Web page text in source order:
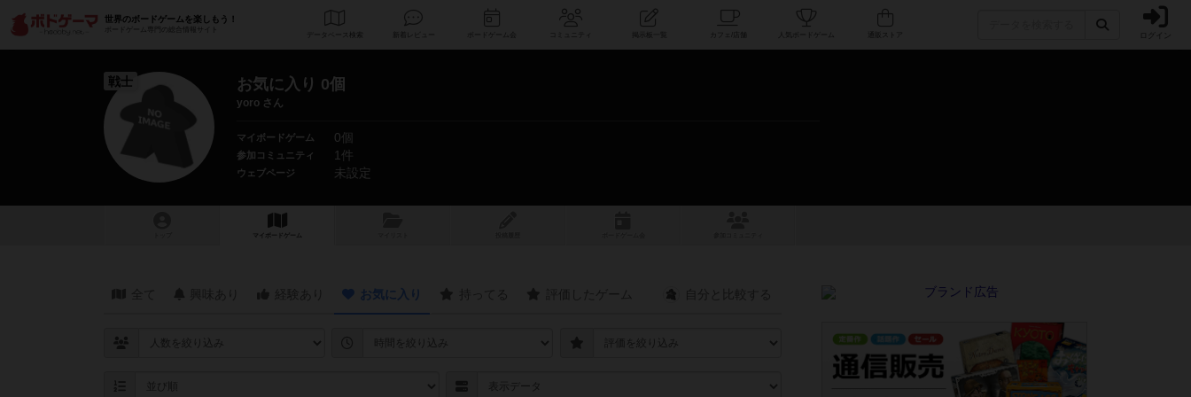
世界のボードゲームを楽しもう！
ボードゲーム専門の総合情報サイト
データベース コミュニティ 人気ボードゲーム ログイン
戦士 お気に入り 0個
yoro さん
マイボードゲーム 0個
参加コミュニティ 1件
ウェブページ 未設定
マイボードゲーム
お気に入り